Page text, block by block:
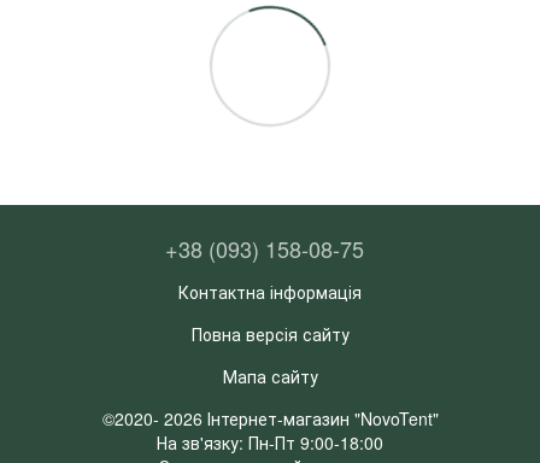
+38 (093) 158-08-75
Контактна інформація
Повна версія сайту
Мапа сайту
©2020- 2026 Інтернет-магазин "NovoTent"
На зв'язку: Пн-Пт 9:00-18:00